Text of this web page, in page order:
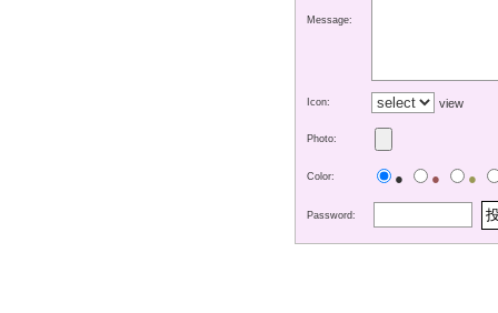
Message:
Icon: view
Photo:
Color: ● ● ●
Password: